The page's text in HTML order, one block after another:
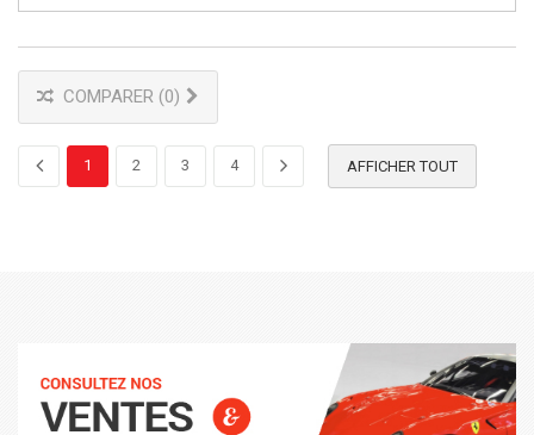
COMPARER (0)
AFFICHER TOUT
1 2 3 4